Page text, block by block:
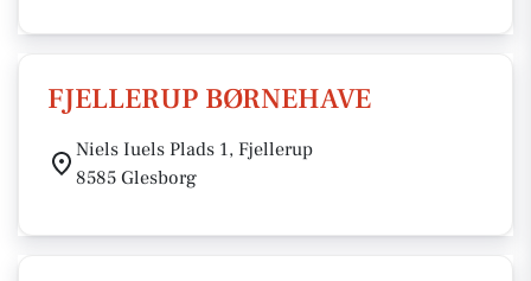
FJELLERUP BØRNEHAVE
Niels Iuels Plads 1, Fjellerup
8585 Glesborg